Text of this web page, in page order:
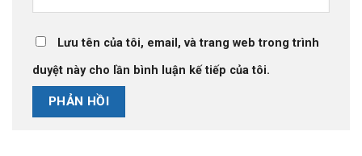
Lưu tên của tôi, email, và trang web trong trình
duyệt này cho lần bình luận kế tiếp của tôi.